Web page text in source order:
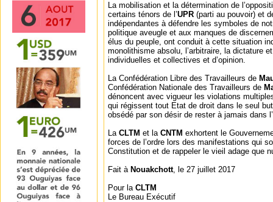
La mobilisation et la détermination de
certains ténors de l’UPR (parti au pouvoir) et
indépendantes à défendre les symboles de
politique aveugle et aux manques de
élus du peuple, ont conduit à cette situation
monolithisme absolu, l’arbitraire, la dictature
individuelles et collectives et d’opinion.
La Confédération Libre des Travailleurs de
Confédération Nationale des Travailleurs de
dénoncent avec vigueur les violations
qui régissent tout Etat de droit dans le seul
obsédé par son désir de rester à jamais dans
La CLTM et la CNTM exhortent le
forces de l’ordre lors des manifestations qui
Constitution et de rappeler le vieil adage que
Fait à Nouakchott, le 27 juillet 2017
Pour la CLTM
Le Bureau Exécutif